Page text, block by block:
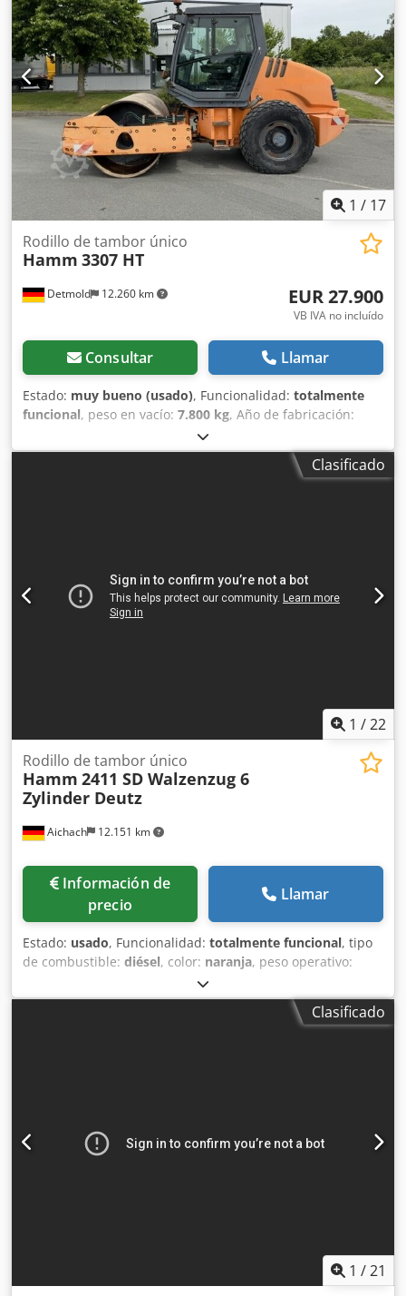
máquinas se entregan completamente revisadas y
mantenidas para garantizar la fiabilidad. ¿Necesita fotos?
Contáctenos y se las enviaremos de inmediato. Le
atendemos en neerlandés, inglés, francés, alemán,
español y ruso. Dodpfxjzblaks Anuock Descubra nuestra
amplia gama de máquinas fiables.
1 / 17
Detmold 12.260 km
Rodillo de tambor único
Hamm 3307 HT
EUR 27.900
VB IVA no incluído
Consultar Llamar
Estado: muy bueno (usado), Funcionalidad: totalmente
funcional, peso en vacío: 7.800 kg, Año de fabricación:
, horas de funcionamiento:
aire acondicionado, cabina, Hamm 3307 HT Vio rodillo
compactador, año 2007 con solo 4.170 horas de trabajo, en
Clasificado
1 /22
Aichach 12.151 km
Rodillo de tambor único
Hamm 2411 SD Walzenzug 6
Zylinder Deutz
Información de
precio
Llamar
Estado: usado, Funcionalidad: totalmente funcional, tipo
de combustible: diésel, color: naranja, peso operativo:
, Año de fabricación:
funcionamiento:5.000 h, Equipamiento:cabina, Hamm
2411 SD rodillo compactador Año de fabricación: 1987
Clasificado
1 /21